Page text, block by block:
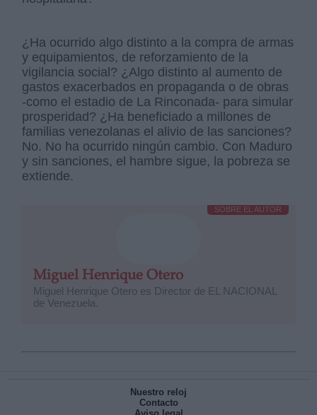
¿Ha ocurrido algo distinto a la compra de armas
y equipamientos, de reforzamiento de la
vigilancia social? ¿Algo distinto al aumento de
gastos exacerbados en propaganda o de obras
-como el estadio de La Rinconada- para simular
prosperidad? ¿Ha beneficiado a millones de
familias venezolanas el alivio de las sanciones?
No. No ha ocurrido ningún cambio. Con Maduro
y sin sanciones, el hambre sigue, la pobreza se
extiende.
SOBRE EL AUTOR
Miguel Henrique Otero
Miguel Henrique Otero es Director de EL NACIONAL
de Venezuela.
Nuestro reloj
Contacto